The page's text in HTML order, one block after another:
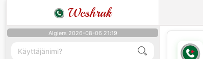
Weshrak
Algiers 2026-08-06 21:19